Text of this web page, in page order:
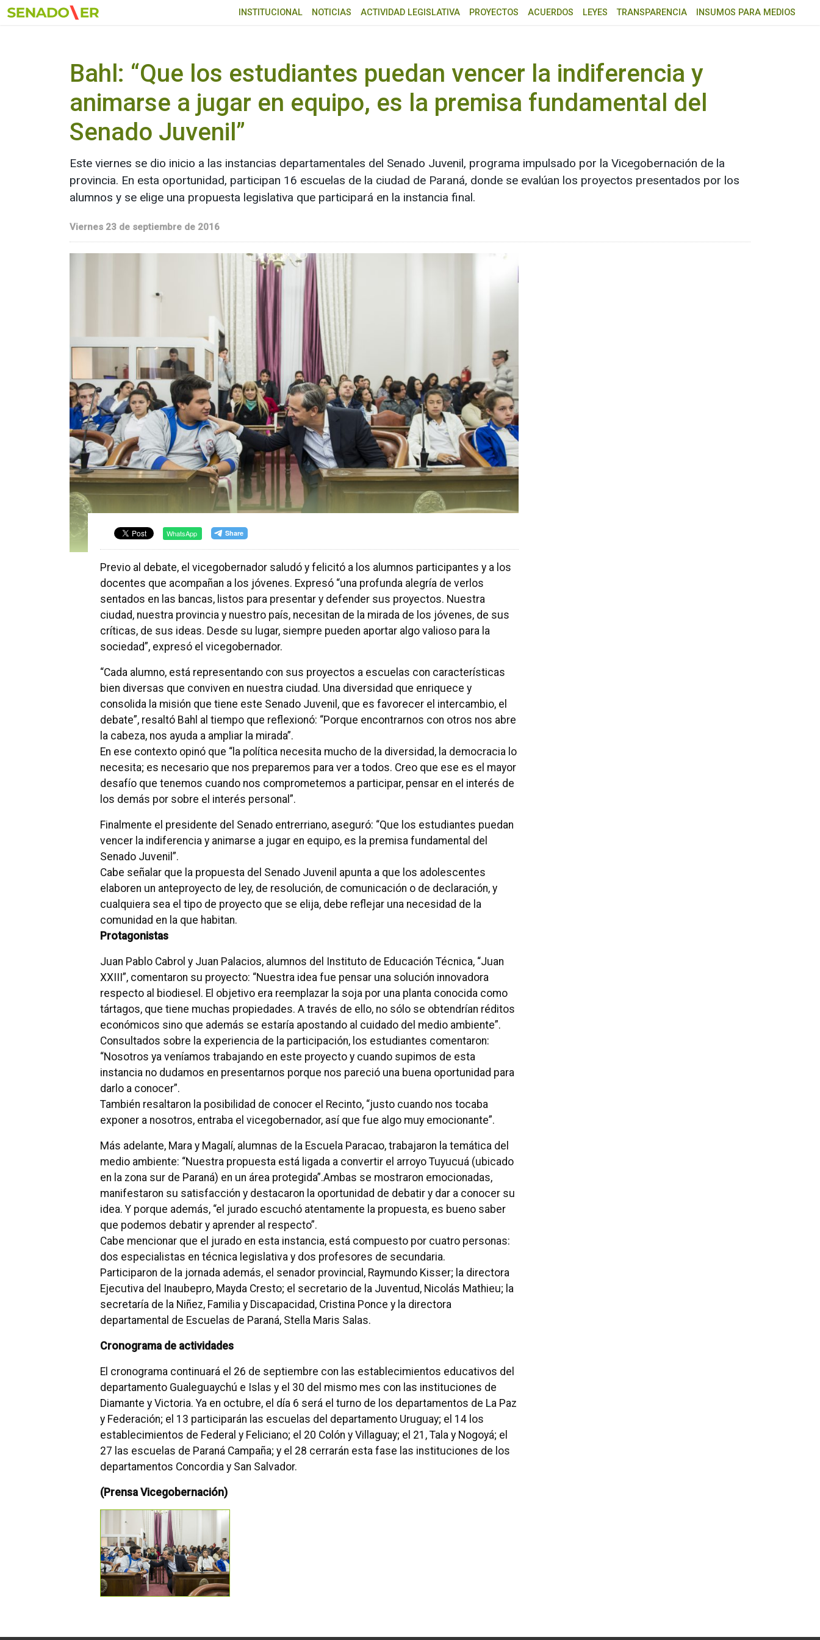
Ir al menú principal
INSTITUCIONAL NOTICIAS ACTIVIDAD LEGISLATIVA PROYECTOS ACUERDOS LEYES TRANSPARENCIA INSUMOS PARA MEDIOS
Bahl: “Que los estudiantes puedan vencer la indiferencia y
animarse a jugar en equipo, es la premisa fundamental del
Senado Juvenil”
Este viernes se dio inicio a las instancias departamentales del Senado Juvenil, programa impulsado por la Vicegobernación de la
provincia. En esta oportunidad, participan 16 escuelas de la ciudad de Paraná, donde se evalúan los proyectos presentados por los
alumnos y se elige una propuesta legislativa que participará en la instancia final.
Viernes 23 de septiembre de 2016
WhatsApp
Previo al debate, el vicegobernador saludó y felicitó a los alumnos participantes y a los
docentes que acompañan a los jóvenes. Expresó “una profunda alegría de verlos
sentados en las bancas, listos para presentar y defender sus proyectos. Nuestra
ciudad, nuestra provincia y nuestro país, necesitan de la mirada de los jóvenes, de sus
críticas, de sus ideas. Desde su lugar, siempre pueden aportar algo valioso para la
sociedad”, expresó el vicegobernador.
“Cada alumno, está representando con sus proyectos a escuelas con características
bien diversas que conviven en nuestra ciudad. Una diversidad que enriquece y
consolida la misión que tiene este Senado Juvenil, que es favorecer el intercambio, el
debate”, resaltó Bahl al tiempo que reflexionó: “Porque encontrarnos con otros nos abre
la cabeza, nos ayuda a ampliar la mirada”.
En ese contexto opinó que “la política necesita mucho de la diversidad, la democracia lo
necesita; es necesario que nos preparemos para ver a todos. Creo que ese es el mayor
desafío que tenemos cuando nos comprometemos a participar, pensar en el interés de
los demás por sobre el interés personal”.
Finalmente el presidente del Senado entrerriano, aseguró: “Que los estudiantes puedan
vencer la indiferencia y animarse a jugar en equipo, es la premisa fundamental del
Senado Juvenil”.
Cabe señalar que la propuesta del Senado Juvenil apunta a que los adolescentes
elaboren un anteproyecto de ley, de resolución, de comunicación o de declaración, y
cualquiera sea el tipo de proyecto que se elija, debe reflejar una necesidad de la
comunidad en la que habitan.
Protagonistas
Juan Pablo Cabrol y Juan Palacios, alumnos del Instituto de Educación Técnica, “Juan
XXIII”, comentaron su proyecto: “Nuestra idea fue pensar una solución innovadora
respecto al biodiesel. El objetivo era reemplazar la soja por una planta conocida como
tártagos, que tiene muchas propiedades. A través de ello, no sólo se obtendrían réditos
económicos sino que además se estaría apostando al cuidado del medio ambiente”.
Consultados sobre la experiencia de la participación, los estudiantes comentaron:
“Nosotros ya veníamos trabajando en este proyecto y cuando supimos de esta
instancia no dudamos en presentarnos porque nos pareció una buena oportunidad para
darlo a conocer”.
También resaltaron la posibilidad de conocer el Recinto, “justo cuando nos tocaba
exponer a nosotros, entraba el vicegobernador, así que fue algo muy emocionante”.
Más adelante, Mara y Magalí, alumnas de la Escuela Paracao, trabajaron la temática del
medio ambiente: “Nuestra propuesta está ligada a convertir el arroyo Tuyucuá (ubicado
en la zona sur de Paraná) en un área protegida”.Ambas se mostraron emocionadas,
manifestaron su satisfacción y destacaron la oportunidad de debatir y dar a conocer su
idea. Y porque además, “el jurado escuchó atentamente la propuesta, es bueno saber
que podemos debatir y aprender al respecto”.
Cabe mencionar que el jurado en esta instancia, está compuesto por cuatro personas:
dos especialistas en técnica legislativa y dos profesores de secundaria.
Participaron de la jornada además, el senador provincial, Raymundo Kisser; la directora
Ejecutiva del Inaubepro, Mayda Cresto; el secretario de la Juventud, Nicolás Mathieu; la
secretaría de la Niñez, Familia y Discapacidad, Cristina Ponce y la directora
departamental de Escuelas de Paraná, Stella Maris Salas.
Cronograma de actividades
El cronograma continuará el 26 de septiembre con las establecimientos educativos del
departamento Gualeguaychú e Islas y el 30 del mismo mes con las instituciones de
Diamante y Victoria. Ya en octubre, el día 6 será el turno de los departamentos de La Paz
y Federación; el 13 participarán las escuelas del departamento Uruguay; el 14 los
establecimientos de Federal y Feliciano; el 20 Colón y Villaguay; el 21, Tala y Nogoyá; el
27 las escuelas de Paraná Campaña; y el 28 cerrarán esta fase las instituciones de los
departamentos Concordia y San Salvador.
(Prensa Vicegobernación)